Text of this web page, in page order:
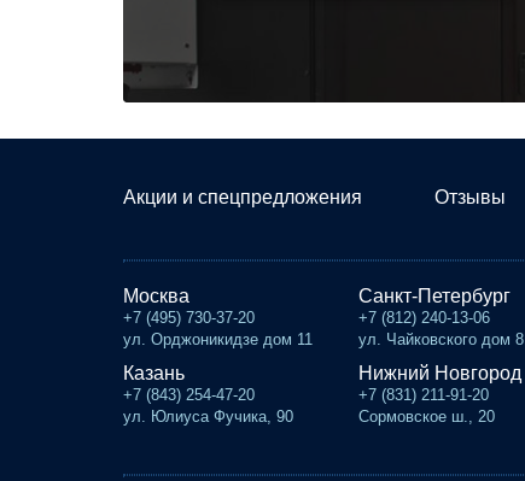
Акции и спецпредложения Отзывы
Москва
+7 (495) 730-37-20
ул. Орджоникидзе дом 11
Санкт-Петербург
+7 (812) 240-13-06
ул. Чайковского дом 8
Казань
+7 (843) 254-47-20
ул. Юлиуса Фучика, 90
Нижний Новгород
+7 (831) 211-91-20
Сормовское ш., 20